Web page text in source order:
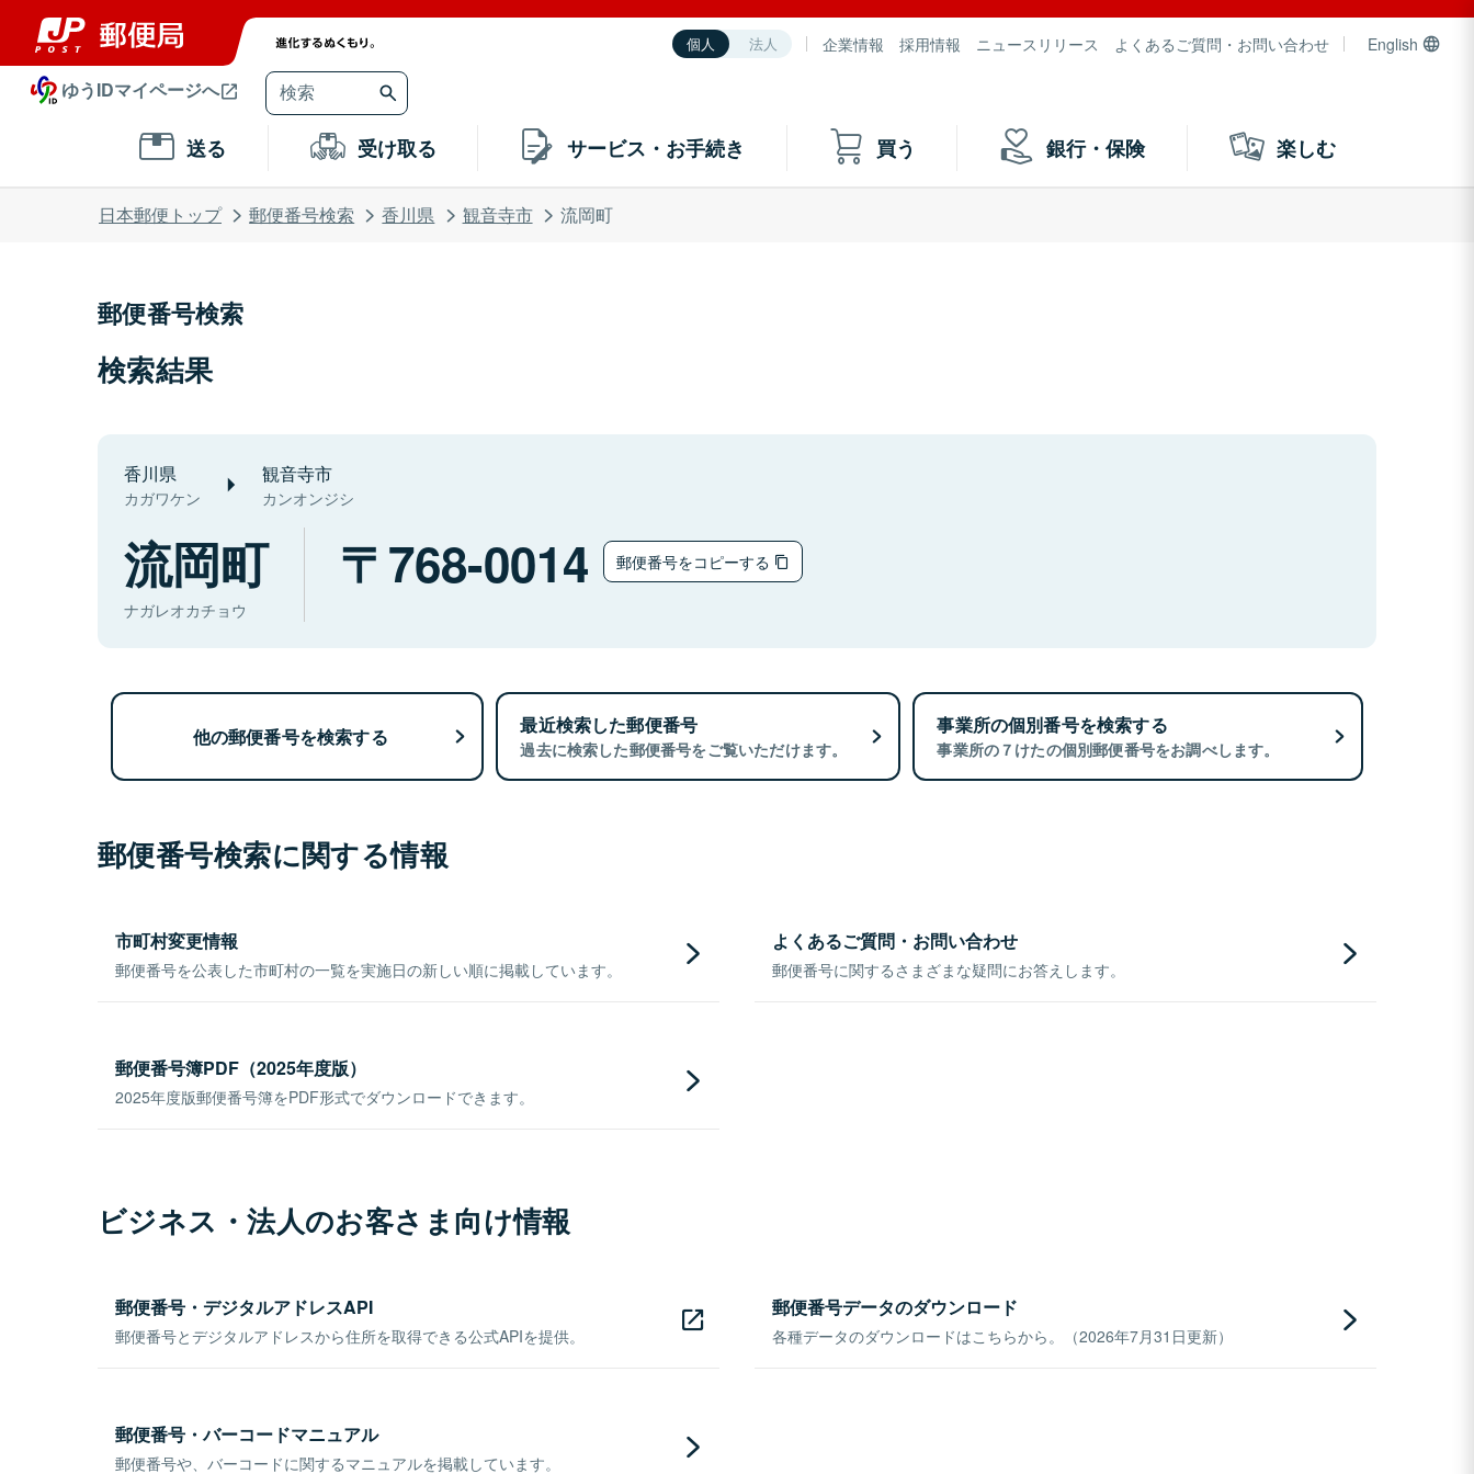
個人 法人 企業情報 採用情報 ニュースリリース よくあるご質問・お問い合わせ English
ゆうIDマイページへ
送る 受け取る サービス・お手続き 買う 銀行・保険 楽しむ
日本郵便トップ 郵便番号検索 香川県 観音寺市 流岡町
郵便番号検索
検索結果
香川県
カガワケン
観音寺市
カンオンジシ
流岡町
ナガレオカチョウ
768-0014 郵便番号をコピーする
他の郵便番号を検索する 最近検索した郵便番号
過去に検索した郵便番号をご覧いただけます。
事業所の個別番号を検索する
事業所の７けたの個別郵便番号をお調べします。
郵便番号検索に関する情報
市町村変更情報
郵便番号を公表した市町村の一覧を実施日の新しい順に掲載しています。
よくあるご質問・お問い合わせ
郵便番号に関するさまざまな疑問にお答えします。
郵便番号簿PDF（2025年度版）
2025年度版郵便番号簿をPDF形式でダウンロードできます。
ビジネス・法人のお客さま向け情報
郵便番号・デジタルアドレスAPI
郵便番号とデジタルアドレスから住所を取得できる公式APIを提供。
郵便番号データのダウンロード
各種データのダウンロードはこちらから。（2026年7月31日更新）
郵便番号・バーコードマニュアル
郵便番号や、バーコードに関するマニュアルを掲載しています。